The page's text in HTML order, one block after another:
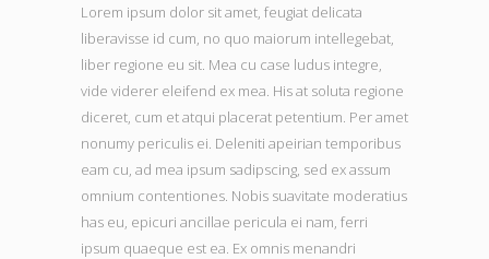
Lorem ipsum dolor sit amet, feugiat delicata
liberavisse id cum, no quo maiorum intellegebat,
liber regione eu sit. Mea cu case ludus integre,
vide viderer eleifend ex mea. His at soluta regione
diceret, cum et atqui placerat petentium. Per amet
nonumy periculis ei. Deleniti apeirian temporibus
eam cu, ad mea ipsum sadipscing, sed ex assum
omnium contentiones. Nobis suavitate moderatius
has eu, epicuri ancillae pericula ei nam, ferri
ipsum quaeque est ea. Ex omnis menandri